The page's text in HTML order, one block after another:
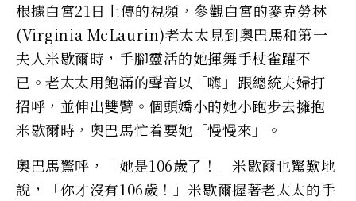
根據白宮21日上傳的視頻，參觀白宮的麥克勞林
(Virginia McLaurin)老太太見到奧巴馬和第一
夫人米歇爾時，手腳靈活的她揮舞手杖雀躍不
已。老太太用飽滿的聲音以「嗨」跟總統夫婦打
招呼，並伸出雙臂。個頭嬌小的她小跑步去擁抱
米歇爾時，奧巴馬忙着要她「慢慢來」。
奧巴馬驚呼，「她是106歲了！」米歇爾也驚歎地
說，「你才沒有106歲！」米歇爾握著老太太的手